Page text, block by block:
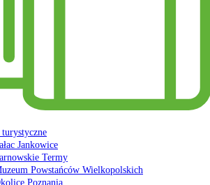
Jankowice
Termy
Powstańców Wielkopolskich
Poznania